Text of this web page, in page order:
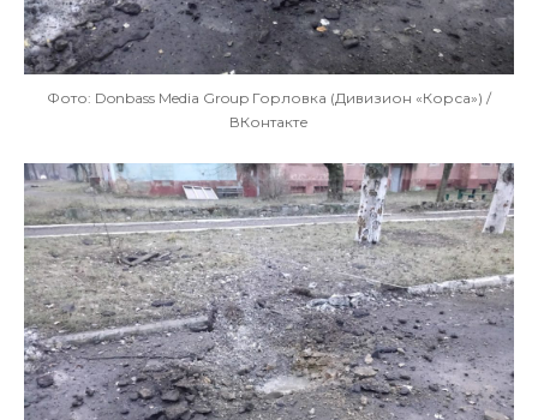
Фото: Donbass Media Group Горловка (Дивизион «Корса») /
ВКонтакте